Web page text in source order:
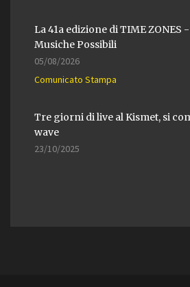
La 41a edizione di TIME ZONES
Musiche Possibili
05/08/2026
Comunicato Stampa
Tre giorni di live al Kismet, si
wave
23/10/2025